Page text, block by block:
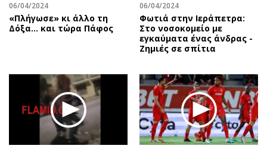
06/04/2024
«Πλήγωσε» κι άλλο τη
Δόξα… και τώρα Πάφος
06/04/2024
Φωτιά στην Ιεράπετρα:
Στο νοσοκομείο με
εγκαύματα ένας άνδρας -
Ζημιές σε σπίτια